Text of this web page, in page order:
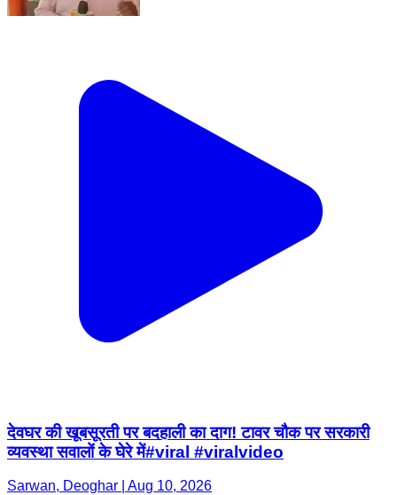
देवघर की खूबसूरती पर बदहाली का दाग! टावर चौक पर सरकारी
व्यवस्था सवालों के घेरे में#viral #viralvideo
Sarwan, Deoghar | Aug 10, 2026